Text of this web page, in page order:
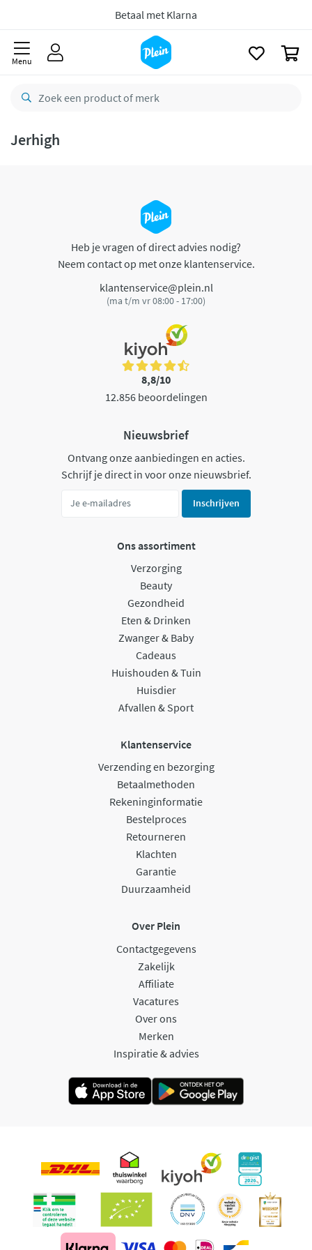
Betaal met Klarna
Menu
Jerhigh
Heb je vragen of direct advies nodig?
Neem contact op met onze klantenservice.
klantenservice@plein.nl
(ma t/m vr 08:00 - 17:00)
8,8/10
12.856 beoordelingen
Nieuwsbrief
Ontvang onze aanbiedingen en acties.
Schrijf je direct in voor onze nieuwsbrief.
Inschrijven
Ons assortiment
Verzorging
Beauty
Gezondheid
Eten & Drinken
Zwanger & Baby
Cadeaus
Huishouden & Tuin
Huisdier
Afvallen & Sport
Klantenservice
Verzending en bezorging
Betaalmethoden
Rekeninginformatie
Bestelproces
Retourneren
Klachten
Garantie
Duurzaamheid
Over Plein
Contactgegevens
Zakelijk
Affiliate
Vacatures
Over ons
Merken
Inspiratie & advies